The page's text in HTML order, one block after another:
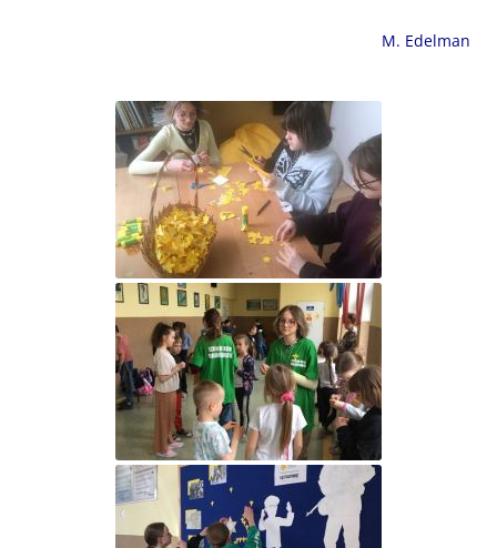
M. Edelman